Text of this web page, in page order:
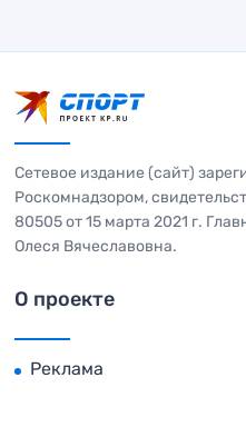
Сетевое издание (сайт)
Роскомнадзором,
80505 от 15 марта 2021 г.
Олеся Вячеславовна.
О проекте
Реклама